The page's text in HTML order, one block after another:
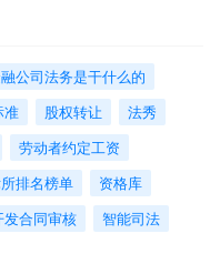
公司法务是干什么的
准 股权转让
法秀
劳动者约定工资
排名榜单
资格库
发合同审核
智能司法